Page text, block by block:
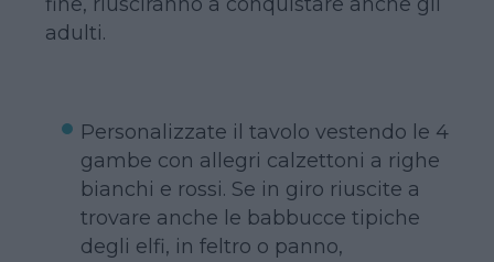
adulti.
Personalizzate il tavolo vestendo le 4
gambe con allegri calzettoni a righe
bianchi e rossi. Se in giro riuscite a
trovare anche le babbucce tipiche
degli elfi, in feltro o panno,